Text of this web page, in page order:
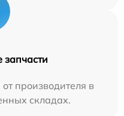
производителя в
складах.